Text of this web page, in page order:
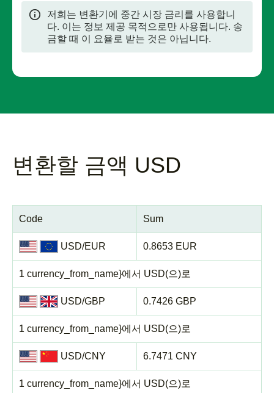
저희는 변환기에 중간 시장 금리를 사용합니
다. 이는 정보 제공 목적으로만 사용됩니다. 송
금할 때 이 요율로 받는 것은 아닙니다.
변환할 금액 USD
Code Sum
USD/EUR
1 currency_from_name}에서 USD(으)로
0.8653 EUR
USD/GBP
1 currency_from_name}에서 USD(으)로
0.7426 GBP
USD/CNY
1 currency_from_name}에서 USD(으)로
6.7471 CNY